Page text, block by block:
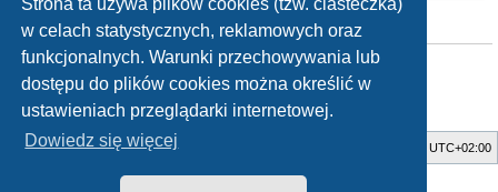
Strona ta używa plików cookies (tzw. ciasteczka)
w celach statystycznych, reklamowych oraz
funkcjonalnych. Warunki przechowywania lub
dostępu do plików cookies można określić w
ustawieniach przeglądarki internetowej.
Dowiedz się więcej
TWOJE UPRAWNIENIA NA TYM FORUM
Nie możesztworzyć nowych tematów
Nie możesz
odpowiadać w tematach
Nie możeszzmieniać swoich postów
Nie możesz
usuwać swoich postów
Nie możeszdodawać załączników
Strona główna UTC+02:00
Zuma Portal